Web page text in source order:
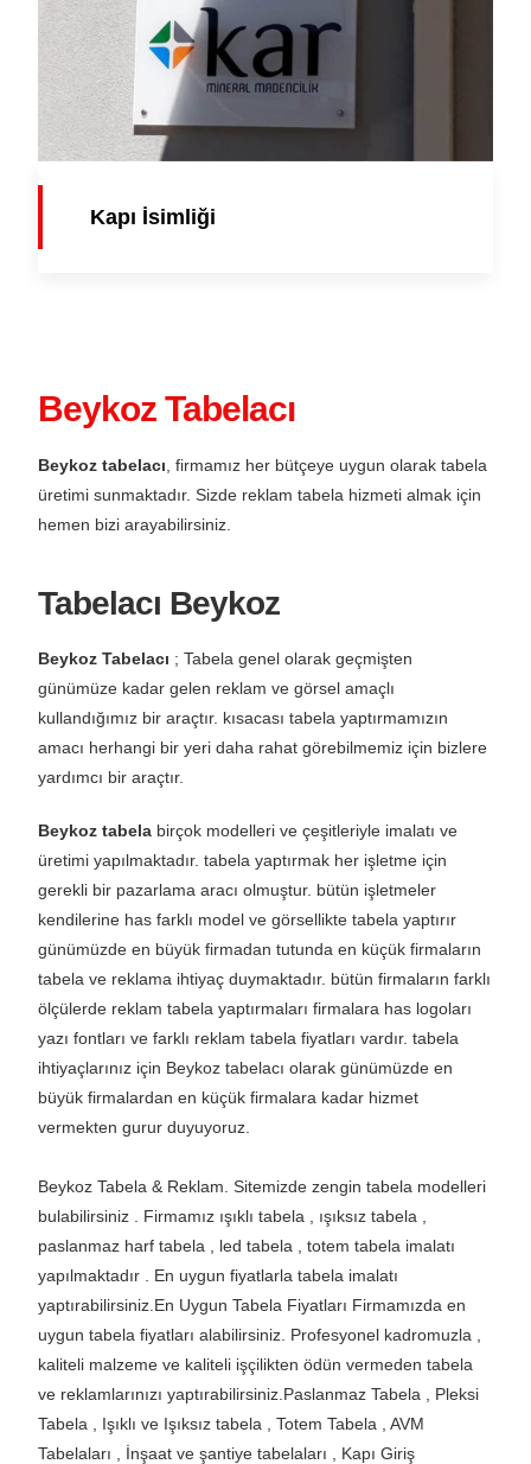
üretimi sunmaktadır. Sizde reklam tabela hizmeti almak için
hemen bizi arayabilirsiniz.
günümüze kadar gelen reklam ve görsel amaçlı
kullandığımız bir araçtır. kısacası tabela yaptırmamızın
amacı herhangi bir yeri daha rahat görebilmemiz için bizlere
yardımcı bir araçtır.
üretimi yapılmaktadır. tabela yaptırmak her işletme için
gerekli bir pazarlama aracı olmuştur. bütün işletmeler
kendilerine has farklı model ve görsellikte tabela yaptırır
günümüzde en büyük firmadan tutunda en küçük firmaların
tabela ve reklama ihtiyaç duymaktadır. bütün firmaların farklı
ölçülerde reklam tabela yaptırmaları firmalara has logoları
yazı fontları ve farklı reklam tabela fiyatları vardır. tabela
ihtiyaçlarınız için Beykoz tabelacı olarak günümüzde en
büyük firmalardan en küçük firmalara kadar hizmet
vermekten gurur duyuyoruz.
bulabilirsiniz . Firmamız ışıklı tabela , ışıksız tabela ,
paslanmaz harf tabela , led tabela , totem tabela imalatı
yapılmaktadır . En uygun fiyatlarla tabela imalatı
yaptırabilirsiniz.En Uygun Tabela Fiyatları Firmamızda en
uygun tabela fiyatları alabilirsiniz. Profesyonel kadromuzla ,
kaliteli malzeme ve kaliteli işçilikten ödün vermeden tabela
ve reklamlarınızı yaptırabilirsiniz.Paslanmaz Tabela , Pleksi
Tabela , Işıklı ve Işıksız tabela , Totem Tabela , AVM
Tabelaları , İnşaat ve şantiye tabelaları , Kapı Giriş
Tabelaları İmalatı Yapmaktayız.